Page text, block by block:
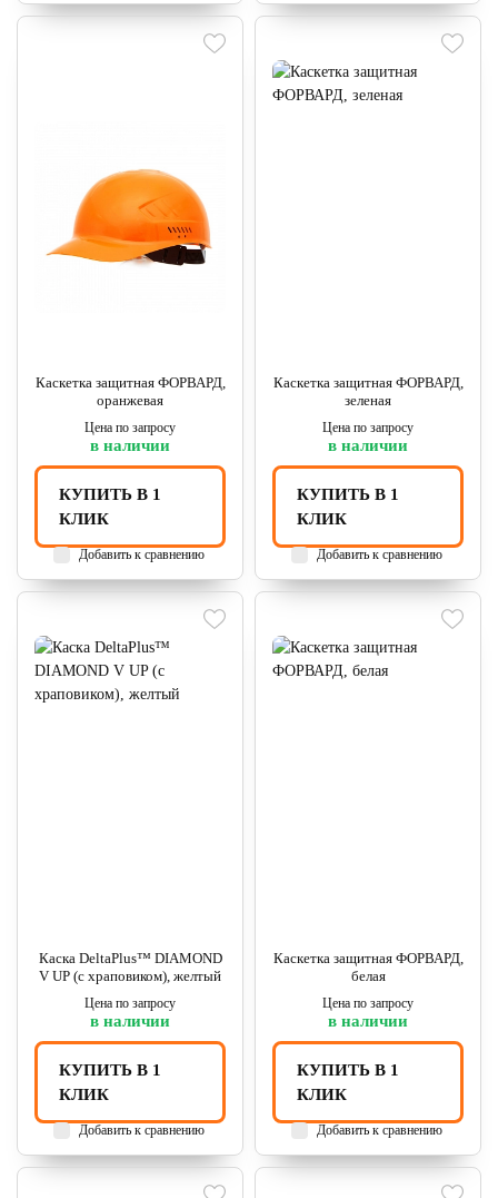
Каскетка защитная ФОРВАРД,
оранжевая
Цена по запросу
в наличии
КУПИТЬ В 1
КЛИК
Добавить к сравнению
Каскетка защитная ФОРВАРД,
зеленая
Цена по запросу
в наличии
КУПИТЬ В 1
КЛИК
Добавить к сравнению
Каска DeltaPlus™ DIAMOND
V UP (с храповиком), желтый
Цена по запросу
в наличии
КУПИТЬ В 1
КЛИК
Добавить к сравнению
Каскетка защитная ФОРВАРД,
белая
Цена по запросу
в наличии
КУПИТЬ В 1
КЛИК
Добавить к сравнению